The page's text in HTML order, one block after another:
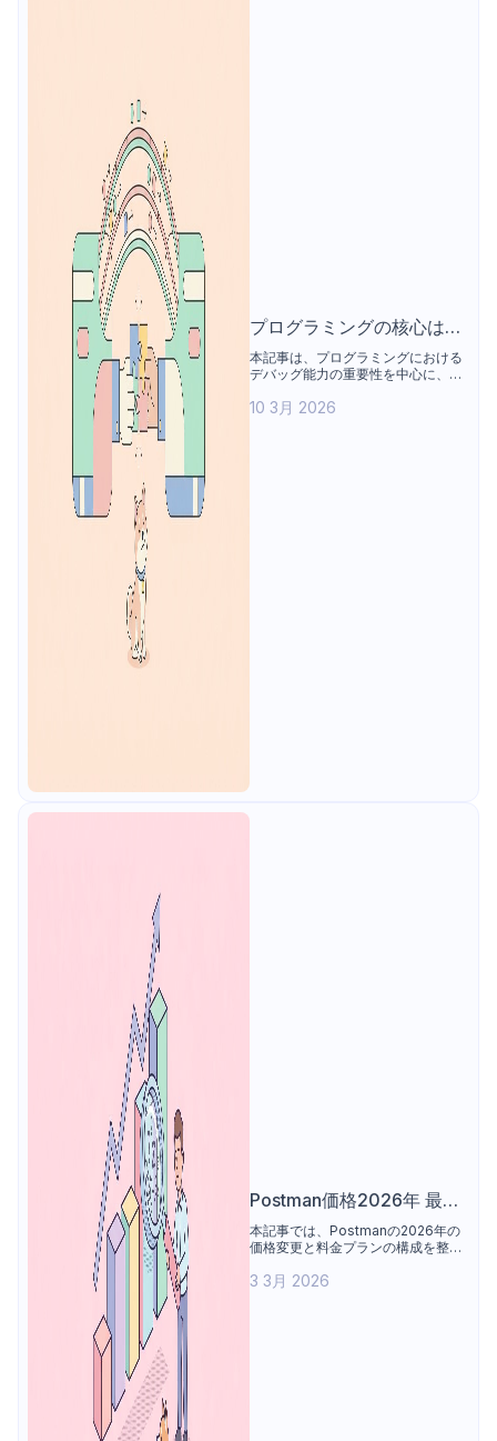
プログラミングの核心はデ
バッグ：コピペ依存から脱
却する力
本記事は、プログラミングにおける
デバッグ能力の重要性を中心に、コ
理解においてデバッグが果たす役割
10 3月 2026
Postman価格2026年 最新
情報: 変更点と乗り換えの
理由
本記事では、Postmanの2026年の
価格変更と料金プランの構成を整理
ム、エンタープライズ各プランの価
3 3月 2026